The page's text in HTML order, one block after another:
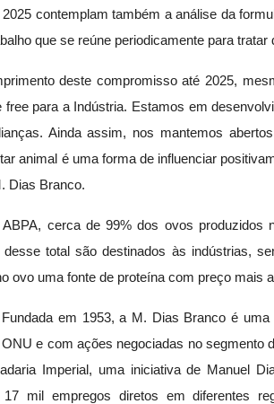
contemplam também a análise da
que se reúne periodicamente para tratar
deste compromisso até 2025,
free para a Indústria. Estamos em
Ainda assim, nos mantemos
animal é uma forma de influenciar
Dias Branco.
cerca de 99% dos ovos produzidos
total são destinados às indústrias,
ovo uma fonte de proteína com preço mais
em 1953, a M. Dias Branco é uma
e com ações negociadas no
Imperial, uma iniciativa de Manuel
mil empregos diretos em diferentes